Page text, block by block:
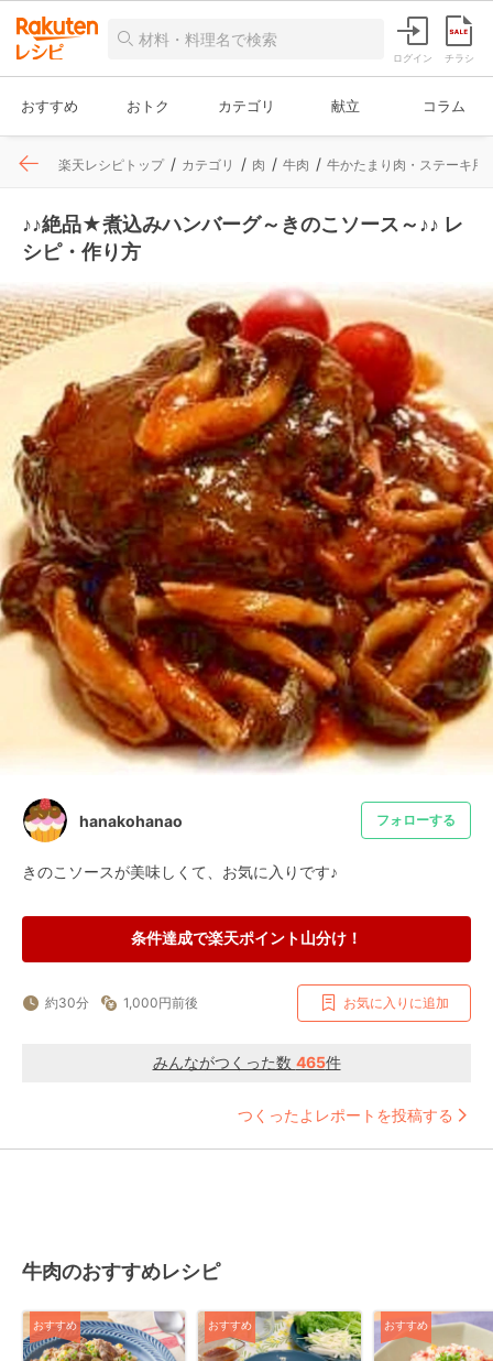
ログイン チラシ
おすすめ おトク カテゴリ 献立 コラム
楽天レシピトップ カテゴリ 肉 牛肉 牛かたまり肉・ステーキ用
♪♪絶品★煮込みハンバーグ～きのこソース～♪♪ レ
シピ・作り方
hanakohanao フォローする
きのこソースが美味しくて、お気に入りです♪
条件達成で楽天ポイント山分け！
約30分 1,000円前後 お気に入りに追加
みんながつくった数 465件
つくったよレポートを投稿する
牛肉のおすすめレシピ
おすすめ おすすめ おすすめ